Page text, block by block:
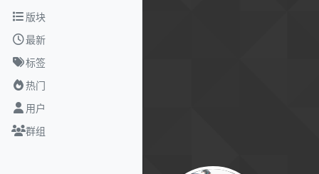
跳转至内容
版块
最新
标签
热门
用户
群组